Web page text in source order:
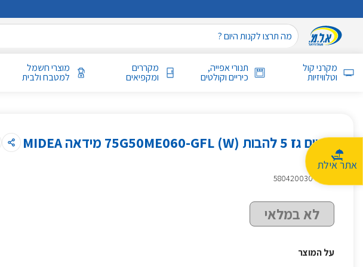
אתר אילת
מקרני קול
וטלוויזיות
תנורי אפייה,
כיריים וקולטים
מקררים
ומקפיאים
מוצרי חשמל
למטבח ולבית
כיריים גז 5 להבות (75G50ME060-GFL (W מידאה MIDEA
לבן
:
580420030
לא במלאי
על המוצר